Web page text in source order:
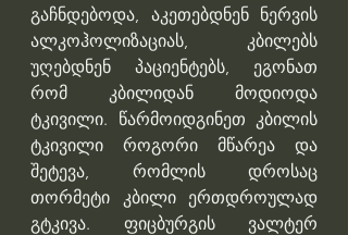
გაჩნდებოდა, აკეთებდნენ ნერვის
ალკოჰოლიზაციას, კბილებს
უღებდნენ პაციენტებს, ეგონათ
რომ კბილიდან მოდიოდა
ტკივილი. წარმოიდგინეთ კბილის
ტკივილი როგორი მწარეა და
შეტევა, რომლის დროსაც
თორმეტი კბილი ერთდროულად
გტკივა. ფიცბურგის ვალტერ